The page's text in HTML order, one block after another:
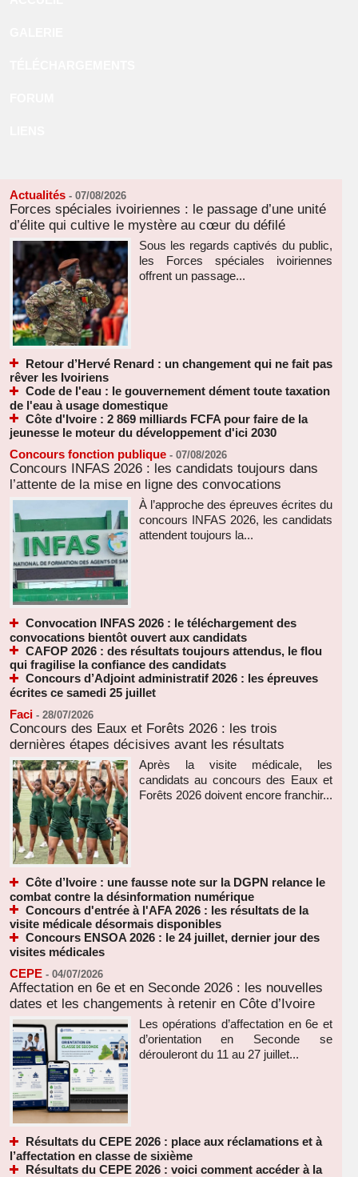
Actualités - 07/08/2026
Forces spéciales ivoiriennes : le passage d’une unité
d’élite qui cultive le mystère au cœur du défilé
Sous les regards captivés du public,
les Forces spéciales ivoiriennes
offrent un passage...
Retour d’Hervé Renard : un changement qui ne fait pas
rêver les Ivoiriens
Code de l'eau : le gouvernement dément toute taxation
de l'eau à usage domestique
Côte d'Ivoire : 2 869 milliards FCFA pour faire de la
jeunesse le moteur du développement d'ici 2030
Concours fonction publique - 07/08/2026
Concours INFAS 2026 : les candidats toujours dans
l’attente de la mise en ligne des convocations
À l’approche des épreuves écrites du
concours INFAS 2026, les candidats
attendent toujours la...
Convocation INFAS 2026 : le téléchargement des
convocations bientôt ouvert aux candidats
CAFOP 2026 : des résultats toujours attendus, le flou
qui fragilise la confiance des candidats
Concours d’Adjoint administratif 2026 : les épreuves
écrites ce samedi 25 juillet
Faci - 28/07/2026
Concours des Eaux et Forêts 2026 : les trois
dernières étapes décisives avant les résultats
Après la visite médicale, les
candidats au concours des Eaux et
Forêts 2026 doivent encore franchir...
Côte d’Ivoire : une fausse note sur la DGPN relance le
combat contre la désinformation numérique
Concours d'entrée à l'AFA 2026 : les résultats de la
visite médicale désormais disponibles
Concours ENSOA 2026 : le 24 juillet, dernier jour des
visites médicales
CEPE - 04/07/2026
Affectation en 6e et en Seconde 2026 : les nouvelles
dates et les changements à retenir en Côte d’Ivoire
Les opérations d’affectation en 6e et
d’orientation en Seconde se
dérouleront du 11 au 27 juillet...
Résultats du CEPE 2026 : place aux réclamations et à
l’affectation en classe de sixième
Résultats du CEPE 2026 : voici comment accéder à la